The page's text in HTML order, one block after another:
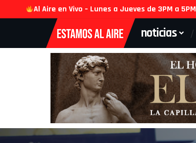
Al Aire en Vivo – Lunes a Jueves de 3PM a 5PM
noticias